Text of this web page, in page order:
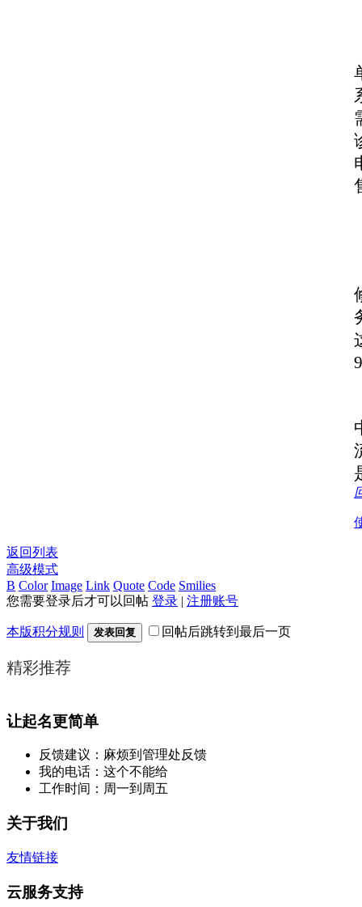
返回列表
高级模式
B Color Image Link Quote Code Smilies
您需要登录后才可以回帖 登录 | 注册账号
本版积分规则 发表回复 回帖后跳转到最后一页
精彩推荐
让起名更简单
反馈建议：麻烦到管理处反馈
我的电话：这个不能给
工作时间：周一到周五
关于我们
友情链接
云服务支持